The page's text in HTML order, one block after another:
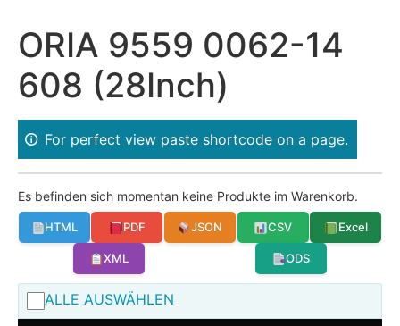
ORIA 9559 0062-14
608 (28Inch)
For perfect view paste shortcode on a page.
Es befinden sich momentan keine Produkte im Warenkorb.
HTML PDF JSON CSV Excel
XML ODS
ALLE AUSWÄHLEN